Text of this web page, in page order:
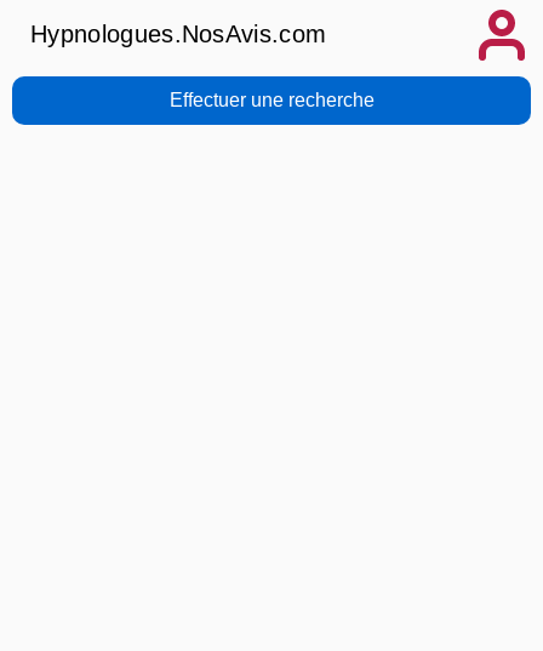
Hypnologues.NosAvis.com
Effectuer une recherche